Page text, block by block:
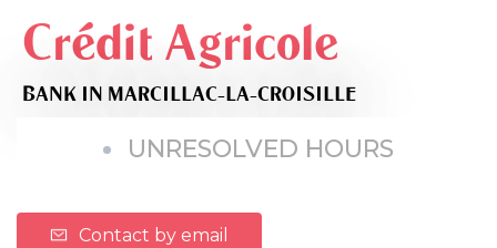
Crédit Agricole
BANK IN MARCILLAC-LA-CROISILLE
UNRESOLVED HOURS
Contact by email